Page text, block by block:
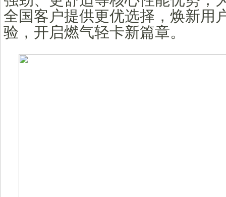
全国客户提供更优选择，焕新用
验，开启燃气轻卡新篇章。